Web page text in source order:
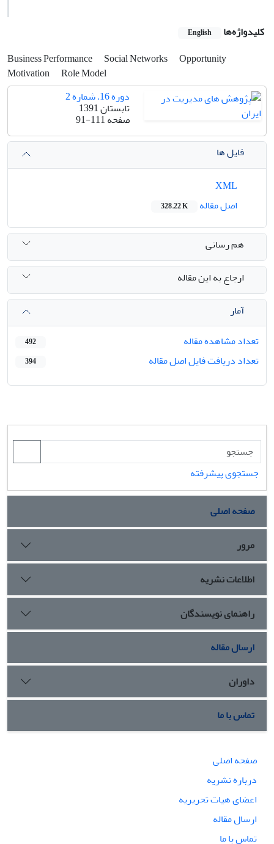
کلیدواژه‌ها English
Business Performance Social Networks
Opportunity
Motivation
Role Model
دوره 16، شماره 2
تابستان 1391
صفحه91-111
فایل ها
اصل مقاله
328.22 K
هم رسانی
ارجاع به این مقاله
آمار
تعداد مشاهده مقاله
492
تعداد دریافت فایل اصل مقاله 394
جستجوی پیشرفته
صفحه اصلی
مرور
اطلاعات نشریه
راهنمای نویسندگان
ارسال مقاله
داوران
تماس با ما
صفحه اصلی
درباره نشریه
اعضای هیات تحریریه
ارسال مقاله
تماس با ما